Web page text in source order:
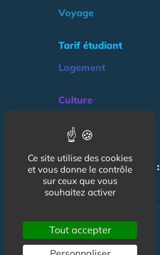
Voyage
Tarif étudiant
Logement
Culture
Association
NOS AUTRES SITES :
Ce site utilise des cookies
et vous donne le contrôle
sur ceux que vous
souhaitez activer
Tout accepter